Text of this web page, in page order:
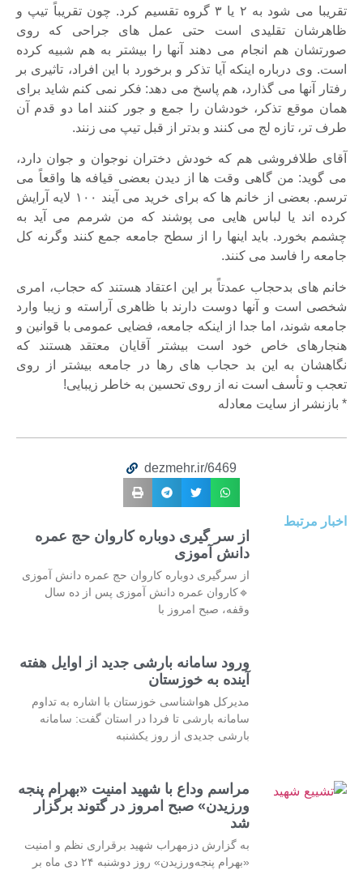
تقریبا می شود به ۲ یا ۳ گروه تقسیم کرد. چون تقریباً تیپ و
ظاهرشان تقلیدی است حتی عمل های جراحی که روی
صورتشان هم انجام می دهند آنها را بیشتر به هم شبیه کرده
است. وی درباره اینکه آیا تذکر و برخورد با این افراد، تاثیری بر
رفتار آنها می گذارد، هم پاسخ می دهد: فکر نمی کنم شاید برای
همان موقع تذکر، خودشان را جمع و جور کنند اما دو قدم آن
طرف تر، تازه لج می کنند و بدتر از قبل تیپ می زنند.
آقای طلافروشی هم که خودش دختران نوجوان و جوان دارد،
می گوید: من گاهی وقت ها از دیدن بعضی قیافه ها واقعاً می
ترسم. بعضی از خانم ها که برای خرید می آیند ۱۰۰ لایه آرایش
کرده اند یا لباس هایی می پوشند که من شرمم می آید به
چشمم بخورد. باید اینها را از سطح جامعه جمع کنند وگرنه کل
جامعه را فاسد می کنند.
خانم های بدحجاب عمدتاً بر این اعتقاد هستند که حجاب، امری
شخصی است و آنها دوست دارند با ظاهری آراسته و زیبا وارد
جامعه شوند، اما جدا از اینکه جامعه، فضایی عمومی با قوانین و
هنجارهای خاص خود است بیشتر آقایان معتقد هستند که
نگاهشان به این بد حجاب های رها در جامعه بیشتر از روی
تعجب و تأسف است نه از روی تحسین به خاطر زیبایی!
* بازنشر از سایت معادله
dezmehr.ir/6469
اخبار مرتبط
از سر گیری دوباره کاروان حج عمره
دانش آموزی
از سرگیری دوباره کاروان حج عمره دانش آموزی
🔹کاروان عمره دانش آموزی پس از ده سال
وقفه، صبح امروز با
ورود سامانه بارشی جدید از اوایل هفته
آینده به خوزستان
مدیرکل هواشناسی خوزستان با اشاره به تداوم
سامانه بارشی تا فردا در استان گفت: سامانه
بارشی جدیدی از روز یکشنبه
مراسم وداع با شهید امنیت «بهرام پنجه
ورزیدن» صبح امروز در گتوند برگزار
شد
به گزارش دزمهراب شهید برقراری نظم و امنیت
«بهرام پنجه‌ورزیدن» روز دوشنبه ۲۴ دی ماه بر